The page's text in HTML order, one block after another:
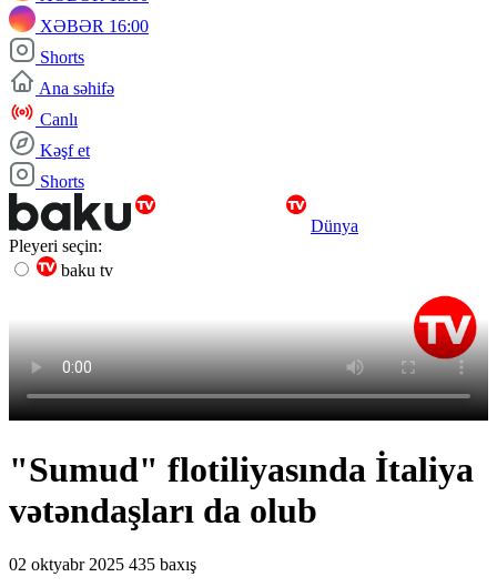
XƏBƏR 16:00
Shorts
Ana səhifə
Canlı
Kəşf et
Shorts
Dünya
Pleyeri seçin:
baku tv
"Sumud" flotiliyasında İtaliya
vətəndaşları da olub
02 oktyabr 2025 435 baxış